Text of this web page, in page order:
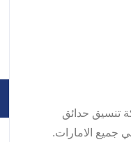
سكيب تهتم شركة تنسيق حدائق
برقم 1 لتصميم وديكورات الحدائق في جميع الامارات.